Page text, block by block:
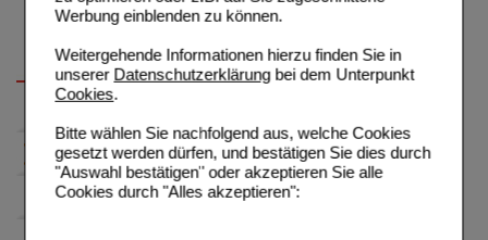
Werbung einblenden zu können.
Weitergehende Informationen hierzu finden Sie in
unserer Datenschutzerklärungbei dem Unterpunkt
Cookies.
Bitte wählen Sie nachfolgend aus, welche Cookies
gesetzt werden dürfen, und bestätigen Sie dies durch
"Auswahl bestätigen" oder akzeptieren Sie alle
Cookies durch "Alles akzeptieren":